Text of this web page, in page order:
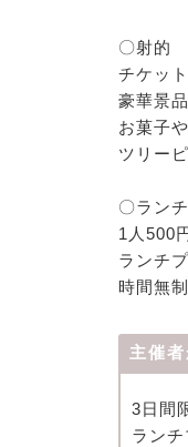
〇射的
チケッ
豪華景
お菓子
ツリー
〇ラン
1人500
ランチ
時間無
主催
3日間
ラン